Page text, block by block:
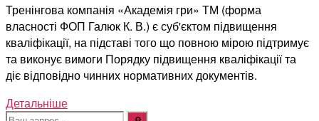
Тренінгова компанія «Академія гри» ТМ (форма
власності ФОП Галюк К. В.) є суб'єктом підвищення
кваліфікації, на підставі того що повною мірою підтримує
та виконує вимоги Порядку підвищення кваліфікації та
діє відповідно чинних нормативних документів.
Детальніше